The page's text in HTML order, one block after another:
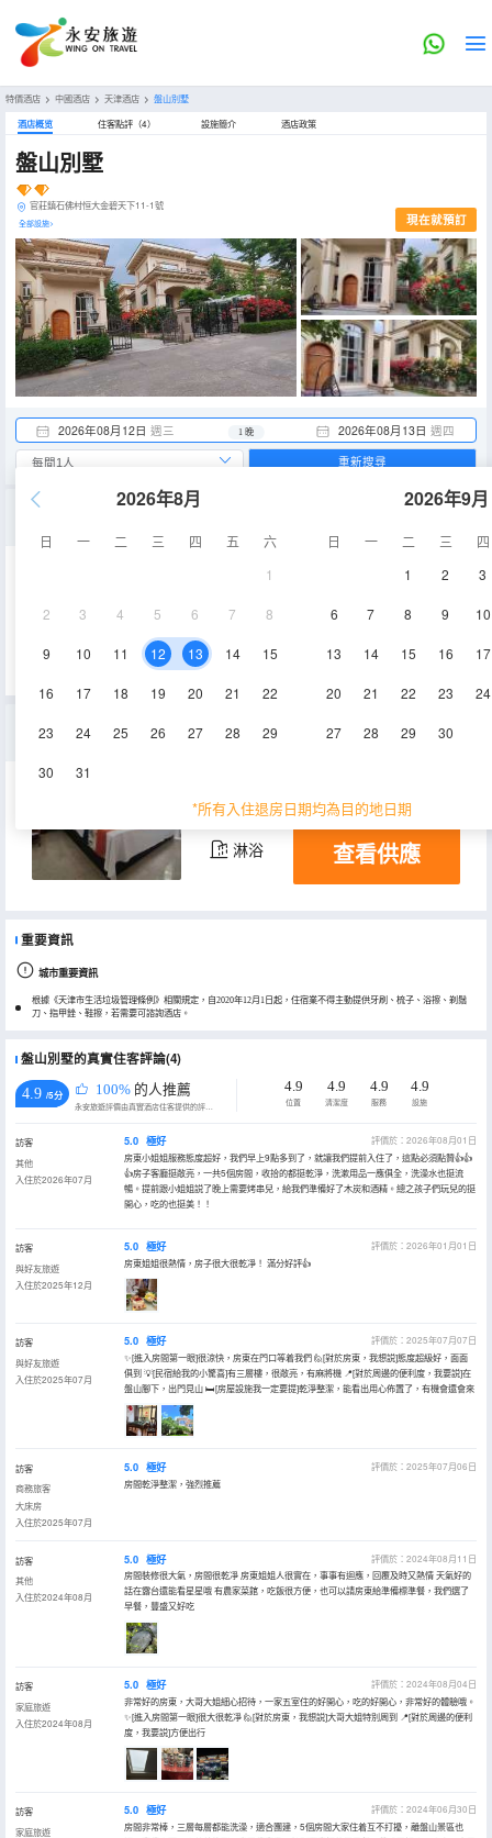
特價酒店 > 中國酒店 > 天津酒店 > 盤山別墅
酒店概览 住客點評（4） 設施簡介 酒店政策
盤山別墅
官莊鎮石佛村恒大金碧天下11-1號
全部設施> 現在就預訂
2026年08月12日 週三 2026年08月13日 週四
1 晚
2026年8月
日 一 二 三 四 五
六
1
2 3 4 5 6 7 8
9 10 11 12 13 14 15
16 17 18 19 20 21 22
23 24 25 26 27 28 29
30 31
2026年9月
日 一 二 三
四
1
2 3
6 7 8 9 10
13 14 15 16 17
20 21 22 23 24
27 28 29 30
*所有入住退房日期均為目的地日期
重新搜尋
200㎡ 空調
大床房
20㎡ 1-3層 空調
淋浴 查看供應
重要資訊
城市重要資訊
根據《天津市生活垃圾管理條例》相關規定，自2020年12月1日起，住宿業不得主動提供牙刷、梳子、浴擦、剃鬚
刀、指甲銼、鞋擦，若需要可諮詢酒店。
盤山別墅的真實住客評論(4)
4.9 /5分 100% 的人推薦
永安旅遊評價由真實酒店住客提供的評價。
4.9
位置
4.9
清潔度
4.9
服務
4.9
設施
訪客
其他
入住於2026年07月
5.0 極好
評價於：2026年08月01日
房東小姐姐服務態度超好，我們早上9點多到了，就讓我們提前入住了，這點必須點贊👍👍
👍房子客廳挺敞亮，一共5個房間，收拾的都挺乾淨，洗漱用品一應俱全，洗澡水也挺流
暢。提前跟小姐姐説了晚上需要烤串兒，給我們準備好了木炭和酒精。總之孩子們玩兒的挺
開心，吃的也挺美！！
訪客
與好友旅遊
入住於2025年12月
5.0 極好
評價於：2026年01月01日
房東姐姐很熱情，房子很大很乾凈！ 滿分好評👍
訪客
與好友旅遊
入住於2025年07月
5.0 極好
評價於：2025年07月07日
✨[進入房間第一眼]很涼快，房東在門口等着我們 🙋[對於房東，我想説]態度超級好，面面
俱到 💡[民宿給我的小驚喜]有三層樓，很敞亮，有麻將機 📍[對於周邊的便利度，我要説]在
盤山腳下，出門見山 🛏[房屋設施我一定要提]乾淨整潔，能看出用心佈置了，有機會還會來
訪客
商務旅客
大床房
入住於2025年07月
5.0 極好
評價於：2025年07月06日
房間乾淨整潔，強烈推薦
訪客
其他
入住於2024年08月
5.0 極好
評價於：2024年08月11日
房間裝修很大氣，房間很乾凈 房東姐姐人很實在，事事有迴應，回覆及時又熱情 天氣好的
話在露台還能看星星哦 有農家菜館，吃飯很方便，也可以請房東給準備標準餐，我們選了
早餐，豐盛又好吃
訪客
家庭旅遊
入住於2024年08月
5.0 極好
評價於：2024年08月04日
非常好的房東，大哥大姐細心招待，一家五室住的好開心，吃的好開心，非常好的體驗哦。
✨[進入房間第一眼]很大很乾凈 🙋[對於房東，我想説]大哥大姐特別周到 📍[對於周邊的便利
度，我要説]方便出行
訪客
家庭旅遊
5.0 極好
評價於：2024年06月30日
房間非常棒，三層每層都能洗澡，適合團建，5個房間大家住着互不打擾，離盤山景區也